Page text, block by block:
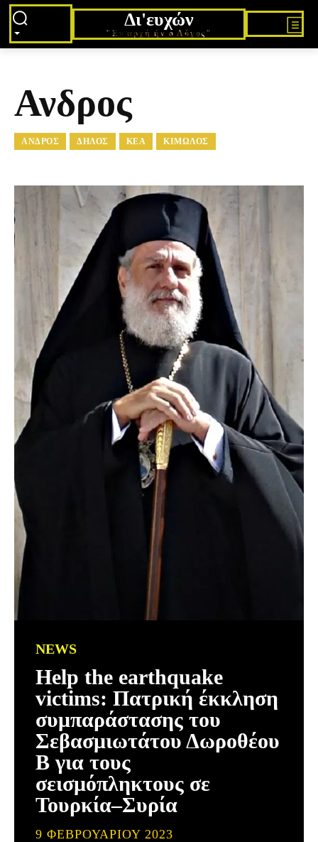
Δι'ευχών
"Εν αρχή ήν ο Λόγος"
Ανδρος
ΑΝΔΡΟΣ ΔΉΛΟΣ ΚΈΑ ΚΊΜΩΛΟΣ
NEWS
Help the earthquake
victims: Πατρική έκκληση
συμπαράστασης του
Σεβασμιωτάτου Δωροθέου
Β για τους
σεισμόπληκτους σε
Τουρκία–Συρία
9 ΦΕΒΡΟΥΑΡΊΟΥ 2023